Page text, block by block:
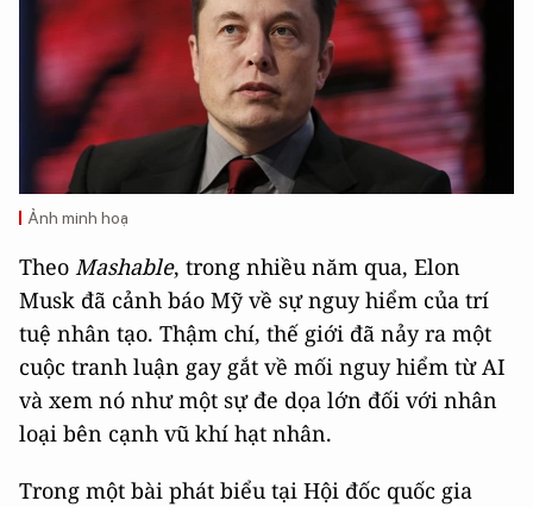
Ảnh minh hoạ
Theo Mashable, trong nhiều năm qua, Elon
Musk đã cảnh báo Mỹ về sự nguy hiểm của trí
tuệ nhân tạo. Thậm chí, thế giới đã nảy ra một
cuộc tranh luận gay gắt về mối nguy hiểm từ AI
và xem nó như một sự đe dọa lớn đối với nhân
loại bên cạnh vũ khí hạt nhân.
Trong một bài phát biểu tại Hội đốc quốc gia